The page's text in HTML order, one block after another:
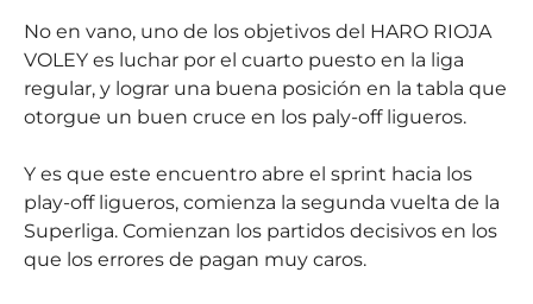
No en vano, uno de los objetivos del HARO RIOJA
VOLEY es luchar por el cuarto puesto en la liga
regular, y lograr una buena posición en la tabla que
otorgue un buen cruce en los paly-off ligueros.
Y es que este encuentro abre el sprint hacia los
play-off ligueros, comienza la segunda vuelta de la
Superliga. Comienzan los partidos decisivos en los
que los errores de pagan muy caros.